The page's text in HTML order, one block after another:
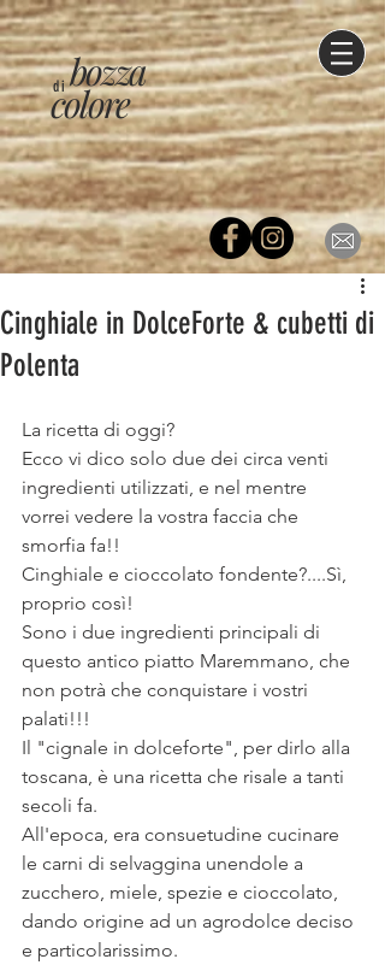
di
colore
bozza
Cinghiale in DolceForte & cubetti di
Polenta
La ricetta di oggi?
Ecco vi dico solo due dei circa venti
ingredienti utilizzati, e nel mentre
vorrei vedere la vostra faccia che
smorfia fa!!
Cinghiale e cioccolato fondente?....Sì,
proprio così!
Sono i due ingredienti principali di
questo antico piatto Maremmano, che
non potrà che conquistare i vostri
palati!!!
Il "cignale in dolceforte", per dirlo alla
toscana, è una ricetta che risale a tanti
secoli fa.
All'epoca, era consuetudine cucinare
le carni di selvaggina unendole a
zucchero, miele, spezie e cioccolato,
dando origine ad un agrodolce deciso
e particolarissimo.